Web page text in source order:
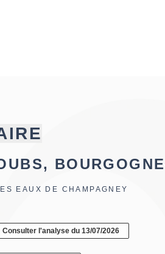
EAUX DE CHAMPAGNEY
Consulter l'analyse du 13/07/2026